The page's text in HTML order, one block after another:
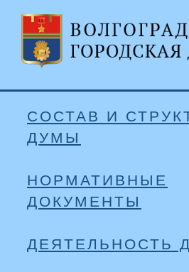
СОСТАВ И
ДУМЫ
НОРМАТИВНЫЕ
ДОКУМЕНТЫ
ДЕЯТЕЛЬНОСТЬ